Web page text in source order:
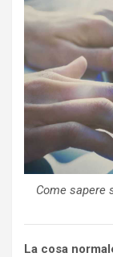
Come sapere
La cosa